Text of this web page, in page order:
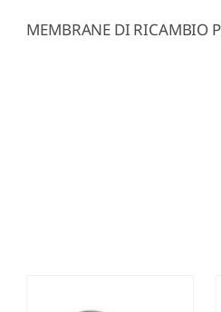
MEMBRANE DI RICAMBIO